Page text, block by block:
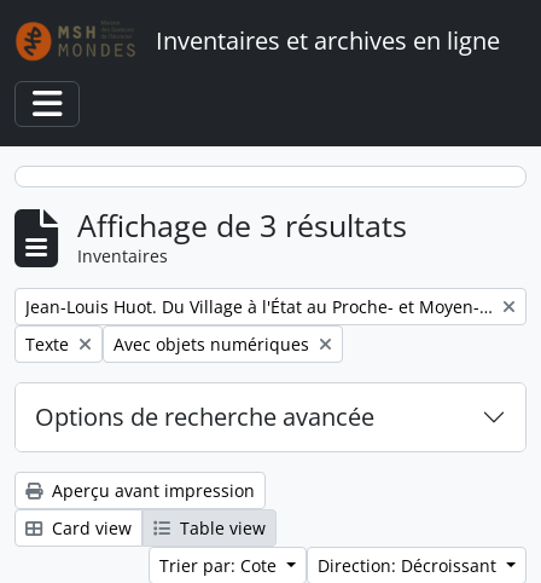
Skip to main content
Inventaires et archives en ligne
Toggle navigation
Affichage de 3 résultats
Inventaires
Remove filter:
Jean-Louis Huot. Du Village à l'État au Proche- et Moyen-Orient
Remove filter:
Texte Remove filter:
Avec objets numériques
Options de recherche avancée
Aperçu avant impression
Card view
Table view
Trier par: Cote
Direction: Décroissant